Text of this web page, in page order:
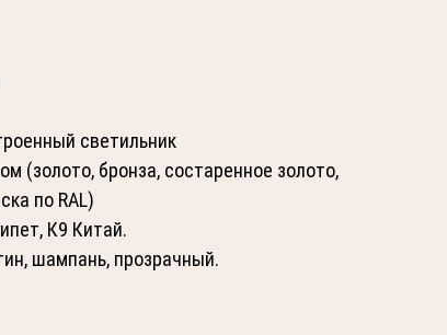
светильник
(золото, бронза, состаренное золото,
по RAL)
К9 Китай.
шампань, прозрачный.